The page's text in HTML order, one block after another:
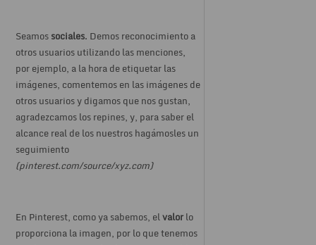
Seamossociales. Demos reconocimiento a
otros usuarios utilizando las menciones,
por ejemplo, a la hora de etiquetar las
imágenes, comentemos en las imágenes de
otros usuarios y digamos que nos gustan,
agradezcamos los repines, y, para saber el
alcance real de los nuestros hagámosles un
seguimiento
(pinterest.com/source/xyz.com)
En Pinterest, como ya sabemos, elvalorlo
proporciona la imagen, por lo que tenemos